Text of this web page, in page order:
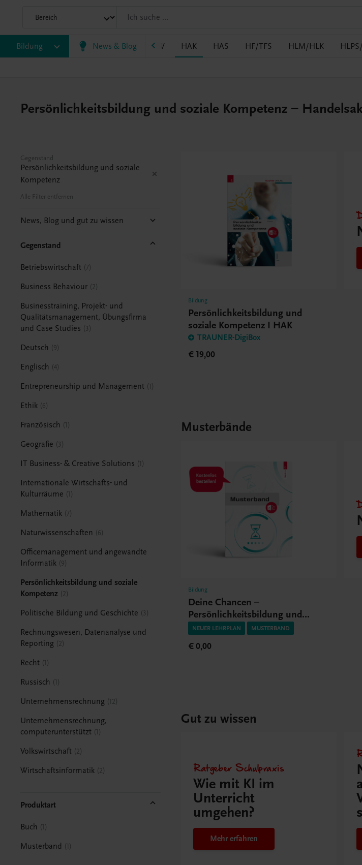
Bildung News & Blog
BASOP BRP BS EWF/ZWF FW HAK HAS HF/TFS HLM/HLK
Persönlichkeitsbildung und soziale Kompetenz –
Gegenstand
Persönlichkeitsbildung und soziale
Kompetenz
Alle Filter entfernen
News, Blog und gut zu wissen
Gegenstand
Betriebswirtschaft 7
Business Behaviour 2
Businesstraining, Projekt- und
Qualitätsmanagement, Übungsfirma
und Case Studies
3
Deutsch 9
Englisch 4
Entrepreneurship und Management 1
Ethik 6
Französisch 1
Geografie 3
IT Business- & Creative Solutions 1
Internationale Wirtschafts- und
Kulturräume
1
Mathematik 7
Naturwissenschaften 6
Officemanagement und angewandte
Informatik 9
Persönlichkeitsbildung und soziale
Kompetenz 2
Politische Bildung und Geschichte 3
Rechnungswesen, Datenanalyse und
Reporting 2
Recht 1
Russisch 1
Unternehmensrechnung 12
Unternehmensrechnung,
computerunterstützt 1
Volkswirtschaft 2
Wirtschaftsinformatik 2
Produktart
Buch 1
Musterband 1
Bildung
Persönlichkeitsbildung und
soziale Kompetenz I HAK
TRAUNER-DigiBox
€ 19,00
Musterbände
Bildung
Deine Chancen –
Persönlichkeitsbildung und
soziale Kompetenz I HAK
NEUER LEHRPLAN MUSTERBAND
€ 0,00
Gut zu wissen
Ratgeber Schulpraxis
Wie mit KI im
Unterricht
umgehen?
Mehr erfahren